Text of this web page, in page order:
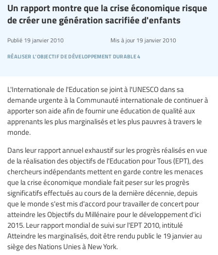
Un rapport montre que la crise économique risque
de créer une génération sacrifiée d'enfants
réaliser l’objectif de développement durable 4
Publié 19 janvier 2010 Mis à jour19 janvier 2010
L'Internationale de l'Education se joint à l'UNESCO dans sa
demande urgente à la Communauté internationale de continuer à
apporter son aide afin de fournir une éducation de qualité aux
apprenants les plus marginalisés et les plus pauvres à travers le
monde.
Dans leur rapport annuel exhaustif sur les progrès réalisés en vue
de la réalisation des objectifs de l'Education pour Tous (EPT), des
chercheurs indépendants mettent en garde contre les menaces
que la crise économique mondiale fait peser sur les progrès
significatifs effectués au cours de la dernière décennie, depuis
que le monde s'est mis d'accord pour travailler de concert pour
atteindre les Objectifs du Millénaire pour le développement d'ici
2015. Leur rapport mondial de suivi sur l'EPT 2010, intitulé
Atteindre les marginalisés, doit être rendu public le 19 janvier au
siège des Nations Unies à New York.